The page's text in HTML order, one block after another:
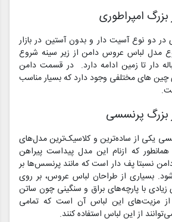
امپراطوری
دو نوع آسیت دار و بدون آستین در بازار
مدل لباس عروس دامن از زیر سینه شروع
دار تا زمین ادامه دارد. در قسمت دامن
های مختلفی وجود دارد که بسیار مناسب
پرنسسی
یکی از ساده‌ترین و کلاسیک‌ترین مدل‌های
که ازنام این مدل پیداست پیراهن
نسبتا پف دار است که مانند پرنسس‌ها بر
بسیاری از طراحان لباس عروس، بر روی
با پارچه‌های براق و سنگینی چون ساتن
مزیت‌های این لباس آن است که تمامی
از این لباس استفاده کنند.